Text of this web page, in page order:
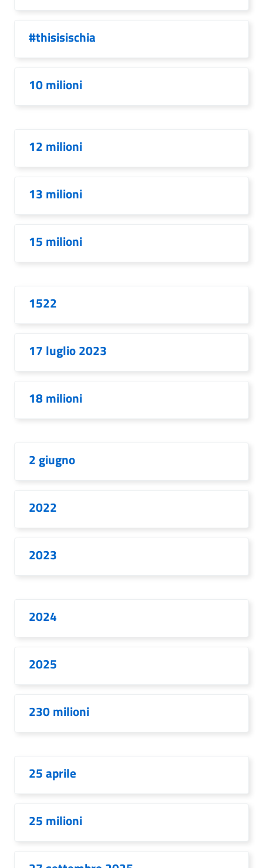
#thisisischia
10 milioni
12 milioni
13 milioni
15 milioni
1522
17 luglio 2023
18 milioni
2 giugno
2022
2023
2024
2025
230 milioni
25 aprile
25 milioni